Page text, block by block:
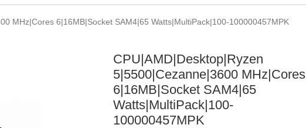
MHz|Cores 6|16MB|Socket SAM4|65 Watts|MultiPack|100-100000457MPK
CPU|AMD|Desktop|Ryzen
5|5500|Cezanne|3600 MHz|Cores
6|16MB|Socket SAM4|65
Watts|MultiPack|100-
100000457MPK